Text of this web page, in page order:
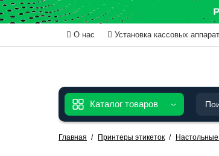
О нас Установка кассовых
Каталог товаров
Главная Принтеры этикеток